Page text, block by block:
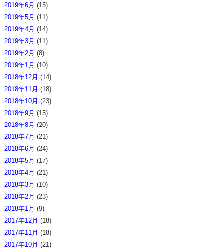
2019年6月 (15)
2019年5月 (11)
2019年4月 (14)
2019年3月 (11)
2019年2月 (8)
2019年1月 (10)
2018年12月 (14)
2018年11月 (18)
2018年10月 (23)
2018年9月 (15)
2018年8月 (20)
2018年7月 (21)
2018年6月 (24)
2018年5月 (17)
2018年4月 (21)
2018年3月 (10)
2018年2月 (23)
2018年1月 (9)
2017年12月 (18)
2017年11月 (18)
2017年10月 (21)